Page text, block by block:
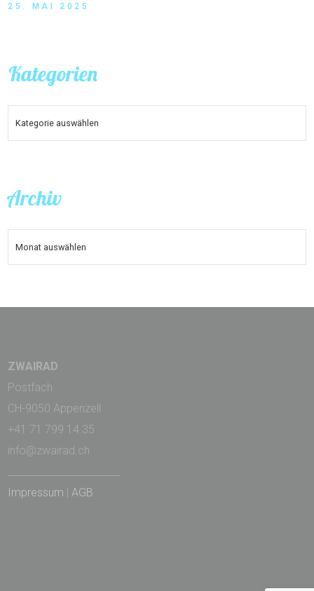
25. MAI 2025
Kategorien
KATEGORIEN
Archiv
ARCHIV
ZWAIRAD
Postfach
CH-9050 Appenzell
+41 71 799 14 35
info@zwairad.ch
Impressum |AGB